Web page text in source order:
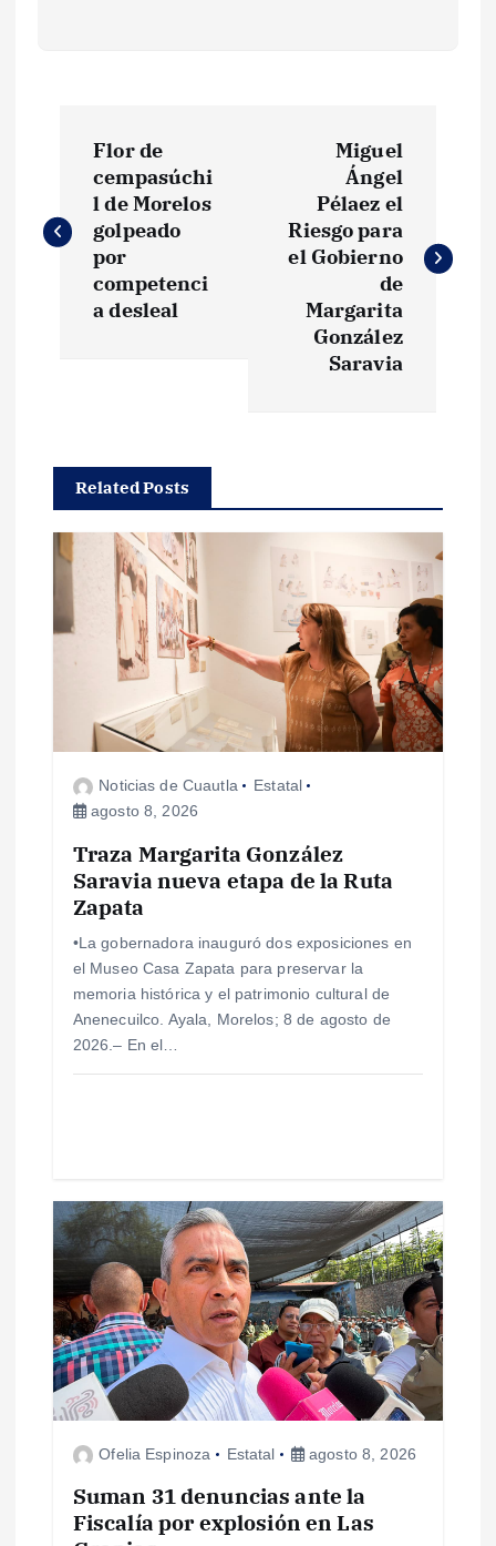
v
c
ó
n
Flor de
cempasúchi
l de Morelos
golpeado
por
competenci
a desleal
Miguel
Ángel
Pélaez el
Riesgo para
el Gobierno
de
Margarita
González
Saravia
Related Posts
Noticias de Cuautla
Estatal
agosto 8, 2026
Traza Margarita González
Saravia nueva etapa de la Ruta
Zapata
•La gobernadora inauguró dos exposiciones en
el Museo Casa Zapata para preservar la
memoria histórica y el patrimonio cultural de
Anenecuilco. Ayala, Morelos; 8 de agosto de
2026.– En el…
Ofelia Espinoza Estatal agosto 8, 2026
Suman 31 denuncias ante la
Fiscalía por explosión en Las